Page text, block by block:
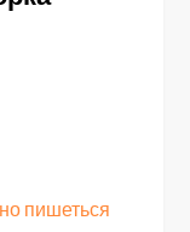
пишеться